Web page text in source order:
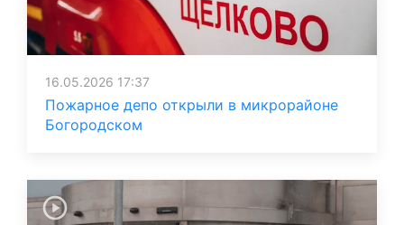
16.05.2026 17:37
Пожарное депо открыли в микрорайоне
Богородском